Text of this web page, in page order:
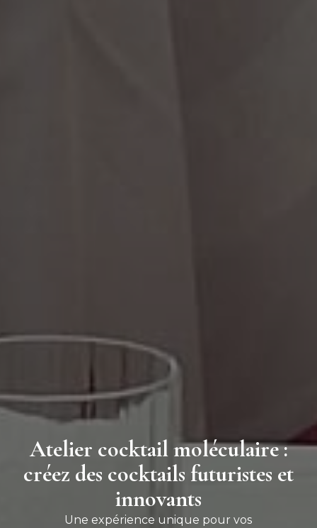
Atelier cocktail moléculaire :
créez des cocktails futuristes et
innovants
Une expérience unique pour vos